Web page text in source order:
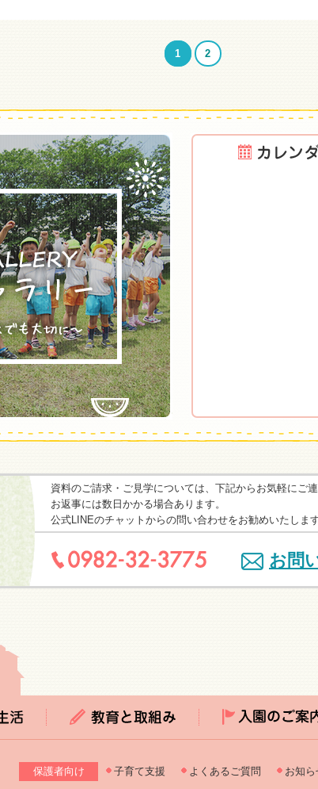
1 2
資料のご請求・ご見学については、下記からお気軽にご連
お返事には数日かかる場合あります。
公式LINEのチャットからの問い合わせをお勧めいたします
お問
保護者向け 子育て支援 よくあるご質問 お知ら